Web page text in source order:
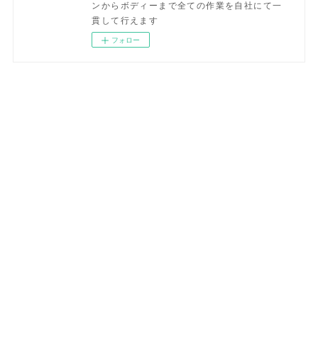
ンからボディーまで全ての作業を自社にて一
貫して行えます
フォロー